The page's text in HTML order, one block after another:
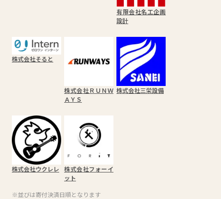
有限会社名工企画
設計
株式会社そると
株式会社ＲＵＮＷ
ＡＹＳ
株式会社三栄設備
株式会社ウクレレ
株式会社フォーイ
ット
※並びは寄付決済日順となります